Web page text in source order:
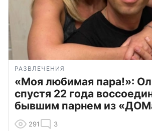
РАЗВЛЕЧЕНИЯ
«Моя любимая пара!»:
спустя 22 года
бывшим парнем из
291 3